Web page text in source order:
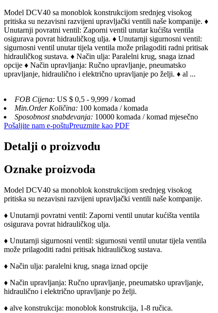
Model DCV40 sa monoblok konstrukcijom srednjeg visokog
pritiska su nezavisni razvijeni upravljački ventili naše kompanije. ♦
Unutarnji povratni ventil: Zaporni ventil unutar kućišta ventila
osigurava povrat hidrauličkog ulja. ♦ Unutarnji sigurnosni ventil:
sigurnosni ventil unutar tijela ventila može prilagoditi radni pritisak
hidrauličkog sustava. ♦ Način ulja: Paralelni krug, snaga iznad
opcije ♦ Način upravljanja: Ručno upravljanje, pneumatsko
upravljanje, hidraulično i električno upravljanje po želji. ♦ al ...
FOB Cijena: US $ 0,5 - 9,999 / komad
Min.Order Količina: 100 komada / komada
Sposobnost snabdevanja: 10000 komada / komad mjesečno
Pošaljite nam e-poštuPreuzmite kao PDF
Detalji o proizvodu
Oznake proizvoda
Model DCV40 sa monoblok konstrukcijom srednjeg visokog
pritiska su nezavisni razvijeni upravljački ventili naše kompanije.
♦ Unutarnji povratni ventil: Zaporni ventil unutar kućišta ventila
osigurava povrat hidrauličkog ulja.
♦ Unutarnji sigurnosni ventil: sigurnosni ventil unutar tijela ventila
može prilagoditi radni pritisak hidrauličkog sustava.
♦ Način ulja: paralelni krug, snaga iznad opcije
♦ Način upravljanja: Ručno upravljanje, pneumatsko upravljanje,
hidraulično i električno upravljanje po želji.
♦ alve konstrukcija: monoblok konstrukcija, 1-8 ručica.